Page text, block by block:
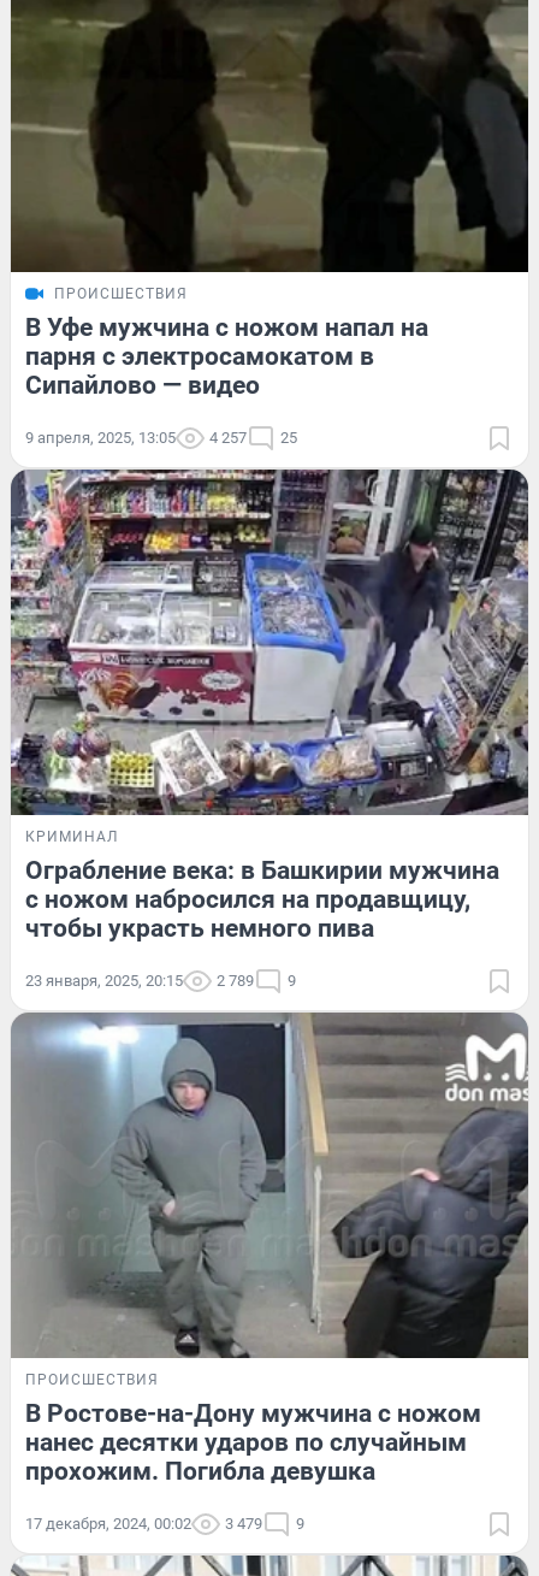
ПРОИСШЕСТВИЯ
В Уфе мужчина с ножом напал на
парня с электросамокатом в
Сипайлово — видео
9 апреля, 2025, 13:05 4 257 25
КРИМИНАЛ
Ограбление века: в Башкирии мужчина
с ножом набросился на продавщицу,
чтобы украсть немного пива
23 января, 2025, 20:15 2 789 9
ПРОИСШЕСТВИЯ
В Ростове-на-Дону мужчина с ножом
нанес десятки ударов по случайным
прохожим. Погибла девушка
17 декабря, 2024, 00:02 3 479 9